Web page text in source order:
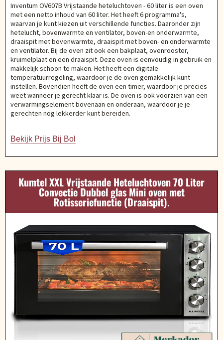
Inventum OV607B Vrijstaande heteluchtoven - 60 liter is een oven
met een netto inhoud van 60 liter. Het heeft 6 programma's,
waarvan je kunt kiezen uit verschillende functies. Daaronder zijn
hetelucht, bovenwarmte en ventilator, boven-en onderwarmte,
draaispit met bovenwarmte, draaispit met boven- en onderwarmte
en ventilator. Bij de oven zit ook een bakplaat, ovenrooster,
kruimelplaat en een draaispit. Deze oven is eenvoudig in gebruik en
makkelijk schoon te maken. Het heeft een digitale
temperatuurregeling, waardoor je de oven gemakkelijk kunt
instellen. Bovendien heeft de oven een timer, waardoor je precies
weet wanneer je gerecht klaar is. De oven is ook voorzien van een
verwarmingselement bovenaan en onderaan, waardoor je je
gerechten nog lekkerder kunt bereiden.
Bekijk Prijs Bij Bol
Kumtel XXL Vrijstaande Heteluchtoven 70 Liter
Convectie Dubbel glas Mini oven met
Rotisseriefunctie (Draaispit).